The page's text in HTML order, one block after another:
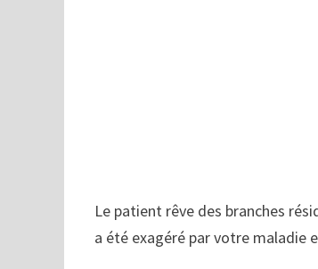
Le patient rêve des branches
a été exagéré par votre maladie